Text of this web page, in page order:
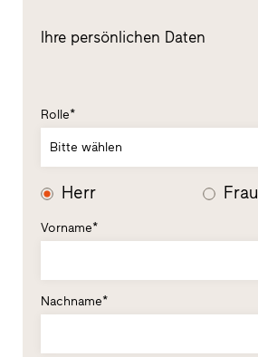
Ihre persönlichen Daten
Rolle*
Bitte wählen
Herr Frau
Vorname*
Nachname*